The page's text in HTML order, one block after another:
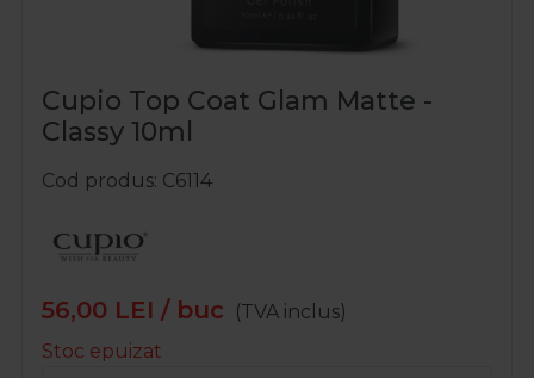
Cupio Top Coat Glam Matte -
Classy 10ml
Cod produs C6114
56,00 LEI / buc
(TVA inclus)
Stoc epuizat